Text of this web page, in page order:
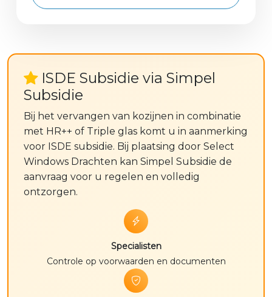
ISDE Subsidie via Simpel
Subsidie
Bij het vervangen van kozijnen in combinatie
met HR++ of Triple glas komt u in aanmerking
voor ISDE subsidie. Bij plaatsing door Select
Windows Drachten kan Simpel Subsidie de
aanvraag voor u regelen en volledig
ontzorgen.
Specialisten
Controle op voorwaarden en documenten